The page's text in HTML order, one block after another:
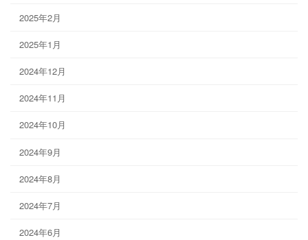
2025年2月
2025年1月
2024年12月
2024年11月
2024年10月
2024年9月
2024年8月
2024年7月
2024年6月